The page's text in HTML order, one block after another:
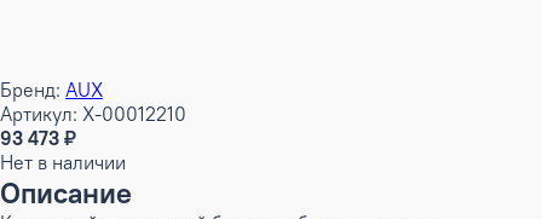
Бренд: AUX
Артикул: X-00012210
93 473 ₽
Нет в наличии
Описание